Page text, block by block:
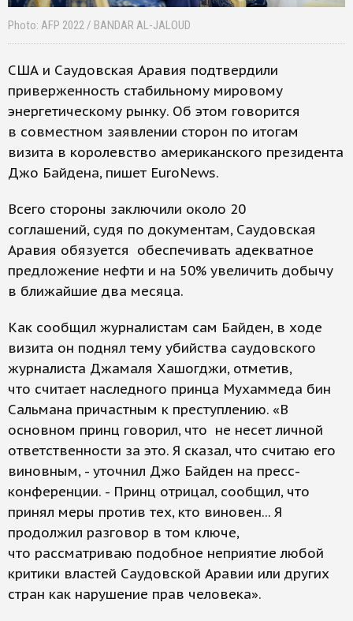
Photo: AFP 2022 / BANDAR AL-JALOUD
США и Саудовская Аравия подтвердили
приверженность стабильному мировому
энергетическому рынку. Об этом говорится
в совместном заявлении сторон по итогам
визита в королевство американского президента
Джо Байдена, пишет EuroNews.
Всего стороны заключили около 20
соглашений, судя по документам, Саудовская
Аравия обязуется обеспечивать адекватное
предложение нефти и на 50% увеличить добычу
в ближайшие два месяца.
Как сообщил журналистам сам Байден, в ходе
визита он поднял тему убийства саудовского
журналиста Джамаля Хашогджи, отметив,
что считает наследного принца Мухаммеда бин
Сальмана причастным к преступлению. «В
основном принц говорил, что не несет личной
ответственности за это. Я сказал, что считаю его
виновным, - уточнил Джо Байден на пресс-
конференции. - Принц отрицал, сообщил, что
принял меры против тех, кто виновен... Я
продолжил разговор в том ключе,
что рассматриваю подобное неприятие любой
критики властей Саудовской Аравии или других
стран как нарушение прав человека».